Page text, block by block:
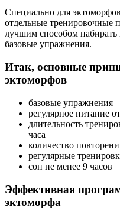
Специально для
отдельные тренировочные
лучшим способом набирать
базовые упражнения.
Итак, основные
эктоморфов
базовые упражнения
регулярное питание
длительность
часа
количество
регулярные
сон не менее 9 часов
Эффективная
эктоморфа